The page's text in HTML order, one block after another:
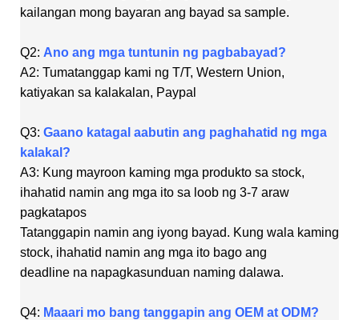
kailangan mong bayaran ang bayad sa sample.
Q2: Ano ang mga tuntunin ng pagbabayad?
A2: Tumatanggap kami ng T/T, Western Union,
katiyakan sa kalakalan, Paypal
Q3: Gaano katagal aabutin ang paghahatid ng mga
kalakal?
A3: Kung mayroon kaming mga produkto sa stock,
ihahatid namin ang mga ito sa loob ng 3-7 araw
pagkatapos
Tatanggapin namin ang iyong bayad. Kung wala kaming
stock, ihahatid namin ang mga ito bago ang
deadline na napagkasunduan naming dalawa.
Q4: Maaari mo bang tanggapin ang OEM at ODM?